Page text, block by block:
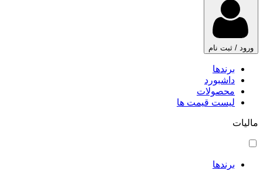
ورود / ثبت نام
برندها
داشبورد
محصولات
لیست قیمت ها
مالیات
برندها